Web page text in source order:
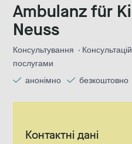
Ambulanz für
Neuss
Консультування
послугами
анонімно
безкоштовно
Контактні дані